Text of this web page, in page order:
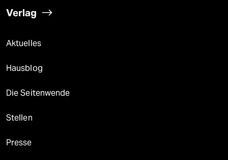
Verlag
Aktuelles
Hausblog
Die Seitenwende
Stellen
Presse